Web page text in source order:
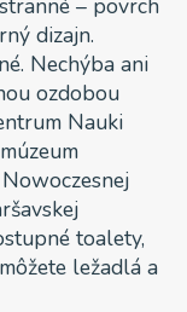
dizajn.
Nechýba ani
ozdobou
Nauki
toalety,
ležadlá a